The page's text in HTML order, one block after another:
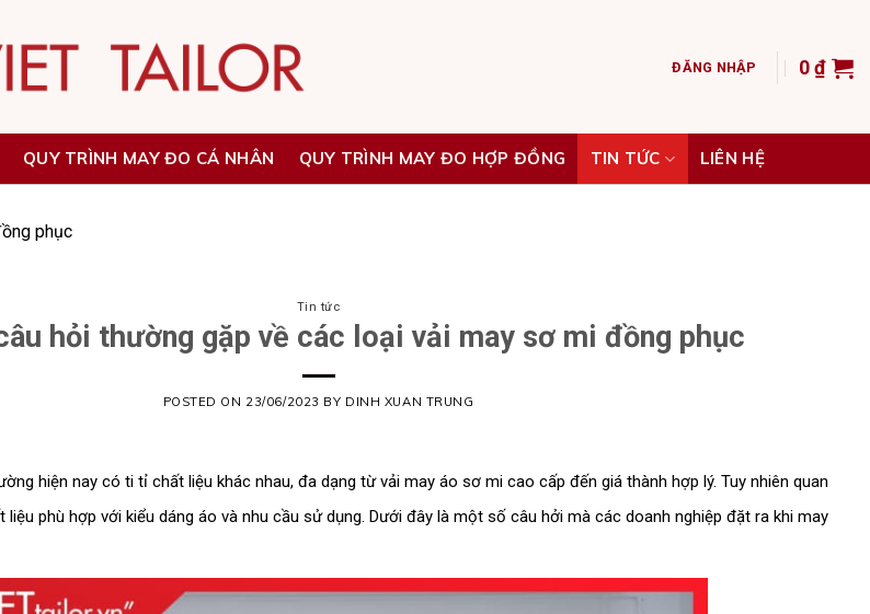
ĐĂNG NHẬP 0₫
QUY TRÌNH MAY ĐO CÁ NHÂN QUY TRÌNH MAY ĐO HỢP ĐỒNG TIN TỨC LIÊN HỆ
phục
Tin tức
hỏi thường gặp về các loại vải may sơ mi đồng phục
POSTED ON 23/06/2023 BY DINH XUAN TRUNG
hiện nay có ti tỉ chất liệu khác nhau, đa dạng từ vải may áo sơ mi cao cấp đến giá thành hợp lý. Tuy nhiên quan
phù hợp với kiểu dáng áo và nhu cầu sử dụng. Dưới đây là một số câu hởi mà các doanh nghiệp đặt ra khi may